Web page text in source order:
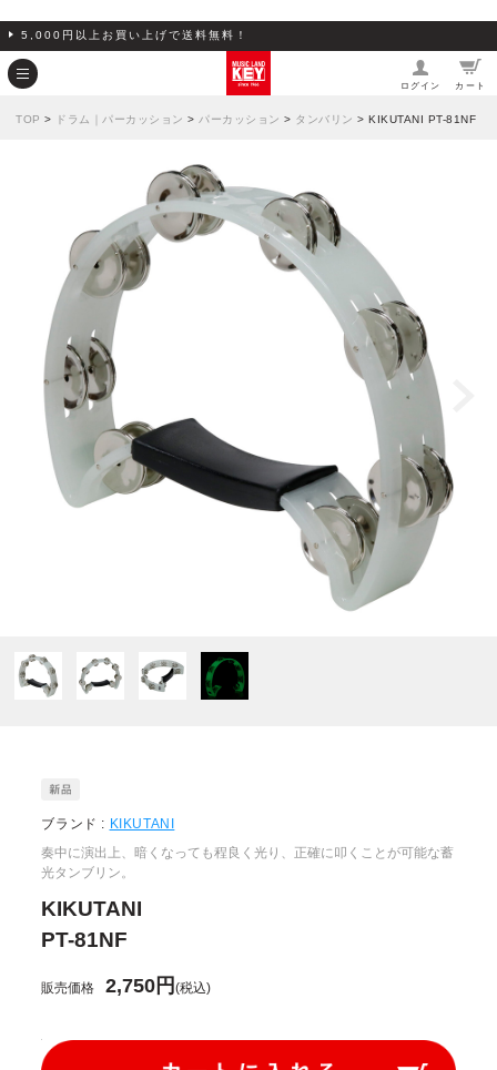
5,000円以上お買い上げで送料無料！
ログイン カート
TOP > ドラム｜パーカッション > パーカッション > タンバリン > KIKUTANI PT-81NF
ブランド : KIKUTANI
奏中に演出上、暗くなっても程良く光り、正確に叩くことが可能な蓄
光タンブリン。
KIKUTANI
PT-81NF
販売価格 2,750円(税込)